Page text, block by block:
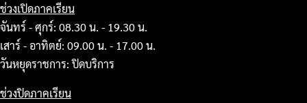
ช่วงเปิดภาคเรียน
จันทร์ - ศุกร์: 08.30 น. - 19.30 น.
เสาร์ - อาทิตย์: 09.00 น. - 17.00 น.
วันหยุดราชการ: ปิดบริการ
ช่วงปิดภาคเรียน